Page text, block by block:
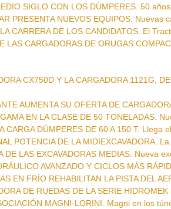
SIGLO CON LOS DÚMPERES. 50
PRESENTA NUEVOS EQUIPOS. Nuevas
CARRERA DE LOS CANDIDATOS. El
LAS CARGADORAS DE ORUGAS
CX750D Y LA CARGADORA 1121G,
AUMENTA SU OFERTA DE
EN LA CLASE DE 50 TONELADAS.
CARGA DÚMPERES DE 60 A 150 T. Llega
POTENCIA DE LA MIDIEXCAVADORA.
DE LAS EXCAVADORAS MEDIAS. Nueva
AVANZADO Y CICLOS MÁS
EN FRÍO REHABILITAN LA PISTA DEL
DE RUEDAS DE LA SERIE
MAGNI-LORINI. Magni en los